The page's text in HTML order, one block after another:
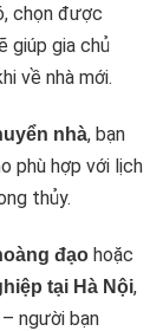
chọn được
giúp gia chủ
về nhà mới.
nhà, bạn
phù hợp với lịch
thủy.
đạo hoặc
tại Hà Nội,
– người bạn